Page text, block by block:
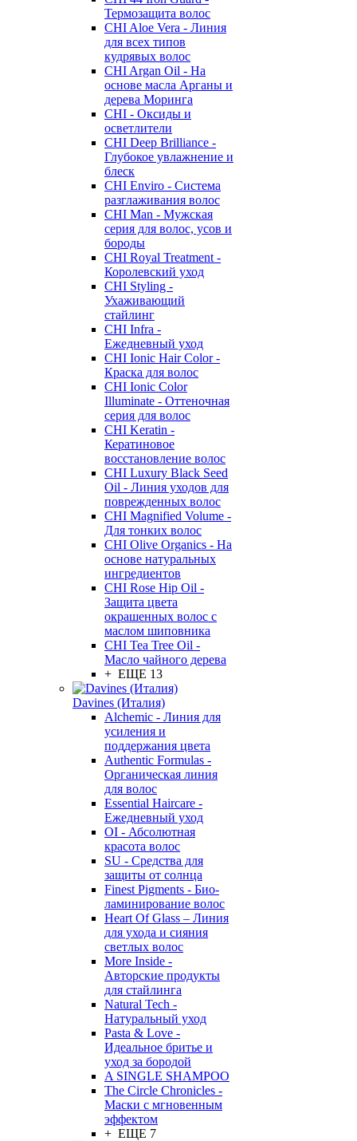
Термозащита волос
CHI Aloe Vera - Линия
для всех типов
кудрявых волос
CHI Argan Oil - На
основе масла Арганы и
дерева Моринга
CHI - Оксиды и
осветлители
CHI Deep Brilliance -
Глубокое увлажнение и
блеск
CHI Enviro - Система
разглаживания волос
CHI Man - Мужская
серия для волос, усов и
бороды
CHI Royal Treatment -
Королевский уход
CHI Styling -
Ухаживающий
стайлинг
CHI Infra -
Ежедневный уход
CHI Ionic Hair Color -
Краска для волос
CHI Ionic Color
Illuminate - Оттеночная
серия для волос
CHI Keratin -
Кератиновое
восстановление волос
CHI Luxury Black Seed
Oil - Линия уходов для
поврежденных волос
CHI Magnified Volume -
Для тонких волос
CHI Olive Organics - На
основе натуральных
ингредиентов
CHI Rose Hip Oil -
Защита цвета
окрашенных волос с
маслом шиповника
CHI Tea Tree Oil -
Масло чайного дерева
+ ЕЩЕ 13
Davines (Италия)
Alchemic - Линия для
усиления и
поддержания цвета
Authentic Formulas -
Органическая линия
для волос
Essential Haircare -
Eжедневный уход
OI - Абсолютная
красота волос
SU - Средства для
защиты от солнца
Finest Pigments - Био-
ламинирование волос
Heart Of Glass – Линия
для ухода и сияния
светлых волос
More Inside -
Авторские продукты
для стайлинга
Natural Tech -
Натуральный уход
Pasta & Love -
Идеальное бритье и
уход за бородой
A SINGLE SHAMPOO
The Circle Chronicles -
Маски с мгновенным
эффектом
+ ЕЩЕ 7